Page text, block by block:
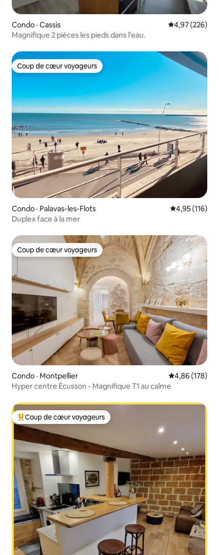
Condo · Cassis Note
4,97 (226)
Magnifique 2 pièces les pieds dans l'eau.
Coup de cœur voyageurs
Coup de cœur voyageurs
Condo · Palavas-les-Flots Note
4,95 (116)
Duplex face à la mer
Coup de cœur voyageurs
Coup de cœur voyageurs
Condo · Montpellier Note
4,86 (178)
Hyper centre Écusson - Magnifique T1 au calme
Coup de cœur voyageurs parmi les plus aimés
Coup de cœur voyageurs